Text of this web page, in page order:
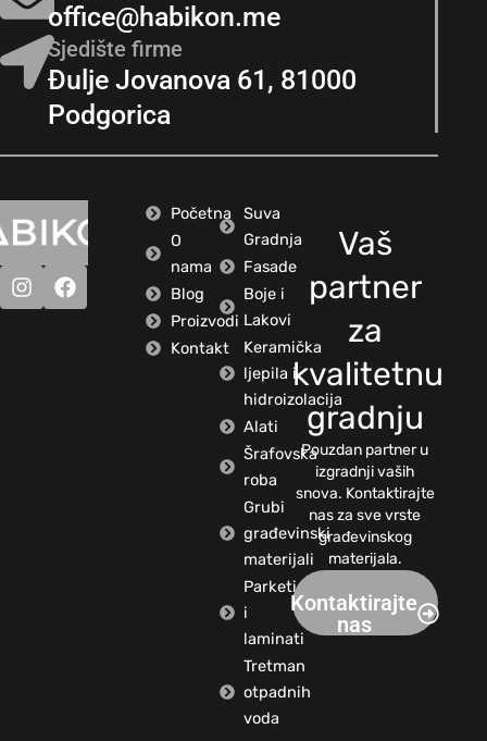
office@habikon.me
Sjedište firme
Đulje Jovanova 61, 81000
Podgorica
Početna
O
nama
Blog
Proizvodi
Kontakt
Suva
Gradnja
Fasade
Boje i
Lakovi
Keramička
ljepila i
hidroizolacija
Alati
Šrafovska
roba
Grubi
građevinski
materijali
Parketi
i
laminati
Tretman
otpadnih
voda
Vaš
partner
za
kvalitetnu
gradnju
Pouzdan partner u
izgradnji vaših
snova. Kontaktirajte
nas za sve vrste
građevinskog
materijala.
Kontaktirajte
nas